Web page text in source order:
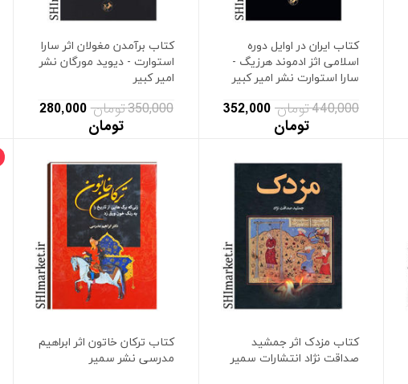
کتاب ایران در اوایل دوره
اسلامی اثز ادموند هرزیگ -
سارا استوارت نشر امیر کبیر
440,000 تومان
352,000
تومان
کتاب برآمدن مغولان اثر سارا
استوارت - دیوید مورگان نشر
امیر کبیر
350,000 تومان
280,000
تومان
کتاب مزدک اثر جمشید
صداقت نژاد انتشارات سمیر
کتاب ترکان خاتون اثر ابراهیم
مدرسی نشر سمیر